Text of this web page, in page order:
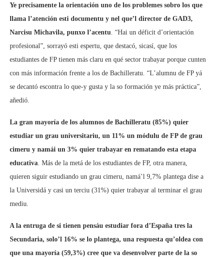
Ye precisamente la orientación uno de los problemes sobro los que
llama l’atención esti documentu y nel que’l director de GAD3,
Narcisu Michavila, punxo l’acentu . “Hai un déficit d’orientación
profesional”, sorrayó esti espertu, que destacó, sicasí, que los
estudiantes de FP tienen más claru en qué sector trabayar porque cunten
con más información frente a los de Bachilleratu. “L’alumnu de FP yá
se decantó escontra lo que-y gusta y la so formación ye más práctica”,
añedió.
La gran mayoría de los alumnos de Bachilleratu (85%) quier
estudiar un grau universitariu, un 11% un módulu de FP de grau
cimeru y namái un 3% quier trabayar en rematando esta etapa
educativa . Más de la metá de los estudiantes de FP, otra manera,
quieren siguir estudiando un grau cimeru, namá’l 9,7% plantega dise a
la Universidá y casi un terciu (31%) quier trabayar al terminar el grau
mediu.
A la entruga de si tienen pensáu estudiar fora d’España tres la
Secundaria, solo’l 16% se lo plantega, una respuesta qu’oldea con
que una mayoría (59,3%) cree que va desenvolver parte de la so